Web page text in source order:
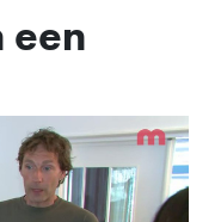
een